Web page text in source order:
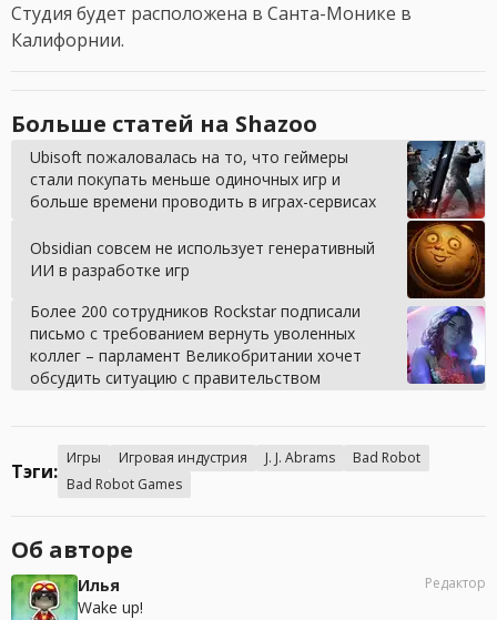
Студия будет расположена в Санта-Монике в
Калифорнии.
Больше статей на Shazoo
Ubisoft пожаловалась на то, что геймеры
стали покупать меньше одиночных игр и
больше времени проводить в играх-сервисах
Obsidian совсем не использует генеративный
ИИ в разработке игр
Более 200 сотрудников Rockstar подписали
письмо с требованием вернуть уволенных
коллег – парламент Великобритании хочет
обсудить ситуацию с правительством
Тэги:
Игры Игровая индустрия J. J. Abrams
Bad Robot
Bad Robot Games
Об авторе
Илья
Wake up!
Редактор